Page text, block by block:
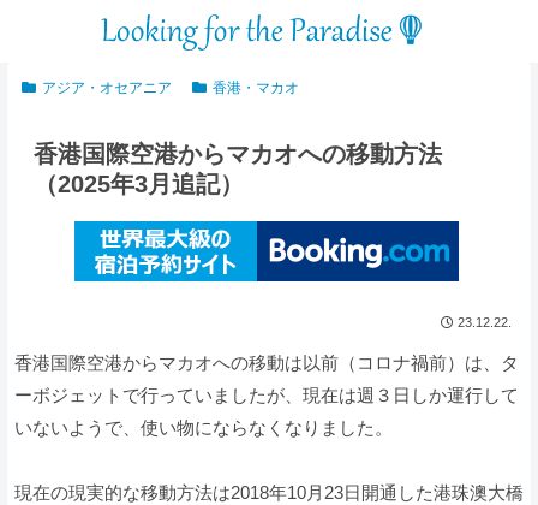
アジア・オセアニア 香港・マカオ
香港国際空港からマカオへの移動方法
（2025年3月追記）
23.12.22.
香港国際空港からマカオへの移動は以前（コロナ禍前）は、タ
ーボジェットで行っていましたが、現在は週３日しか運行して
いないようで、使い物にならなくなりました。
現在の現実的な移動方法は2018年10月23日開通した港珠澳大橋